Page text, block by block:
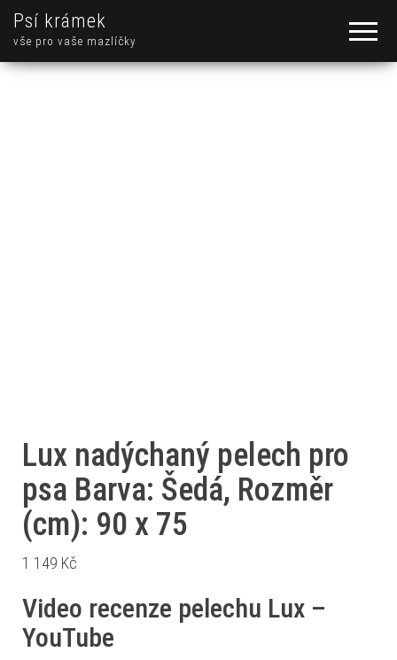
Psí krámek
vše pro vaše mazlíčky
Lux nadýchaný pelech pro
psa Barva: Šedá, Rozměr
(cm): 90 x 75
1 149 Kč
Video recenze pelechu Lux –
YouTube